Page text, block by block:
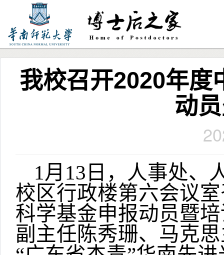
我校召开2020年度
动
1月13日，人事处、
校区行政楼第六会议
科学基金申报动员暨
副主任陈秀珊、马克